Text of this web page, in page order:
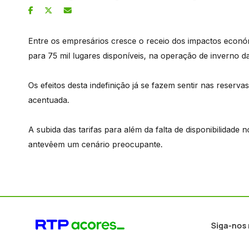
Entre os empresários cresce o receio dos impactos
para 75 mil lugares disponíveis, na operação de inverno
Os efeitos desta indefinição já se fazem sentir nas
acentuada.
A subida das tarifas para além da falta de disponibilidade
antevêem um cenário preocupante.
Siga-nos